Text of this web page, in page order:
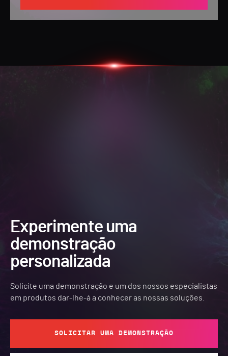
Experimente uma
demonstração
personalizada
Solicite uma demonstração e um dos nossos especialistas
em produtos dar-lhe-á a conhecer as nossas soluções.
SOLICITAR UMA DEMONSTRAÇÃO